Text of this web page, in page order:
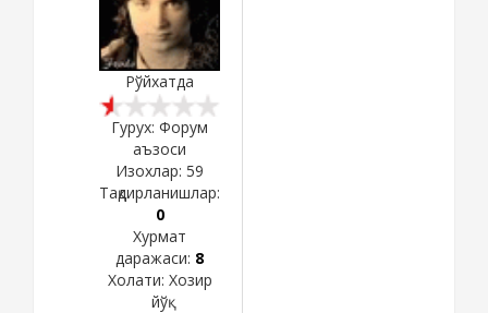
Рўйхатда
Гурух: Форум
аъзоси
Изохлар: 59
Тақдирланишлар:
0
Хурмат
даражаси: 8
Холати: Хозир
йўқ